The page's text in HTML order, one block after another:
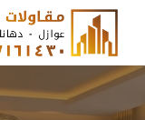
انتقل
المحتوى